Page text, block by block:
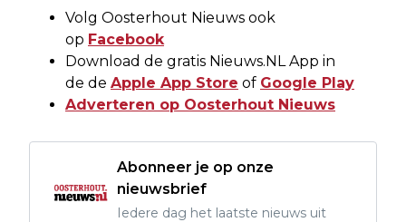
Volg Oosterhout Nieuws ook
op Facebook
Download de gratis Nieuws.NL App in
de de Apple App Store of Google Play
Adverteren op Oosterhout Nieuws
Abonneer je op onze
nieuwsbrief
Iedere dag het laatste nieuws uit